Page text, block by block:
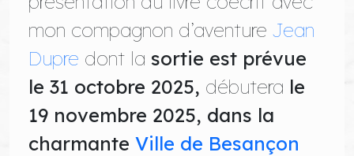
mon compagnon d’aventure Jean
Dupre dont la sortie est prévue
le 31 octobre 2025, débutera le
19 novembre 2025, dans la
charmante Ville de Besançon